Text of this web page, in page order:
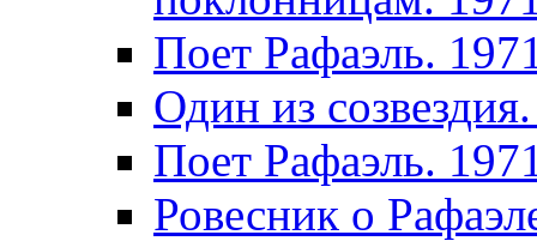
Поет Рафаэль.
Один из
Поет Рафаэль.
Ровесник о